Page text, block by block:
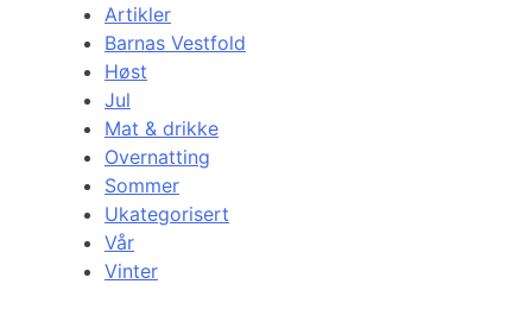
Artikler
Barnas Vestfold
Høst
Jul
Mat & drikke
Overnatting
Sommer
Ukategorisert
Vår
Vinter